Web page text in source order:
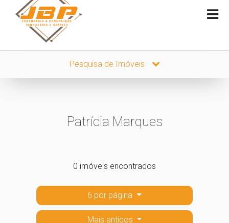
Pesquisa de Imóveis
Patrícia Marques
0 imóveis encontrados
6 por página
Mais antigos